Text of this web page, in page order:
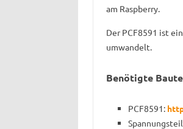
am Raspberry.
Der PCF8591 ist
umwandelt.
Benötigte
PCF8591: